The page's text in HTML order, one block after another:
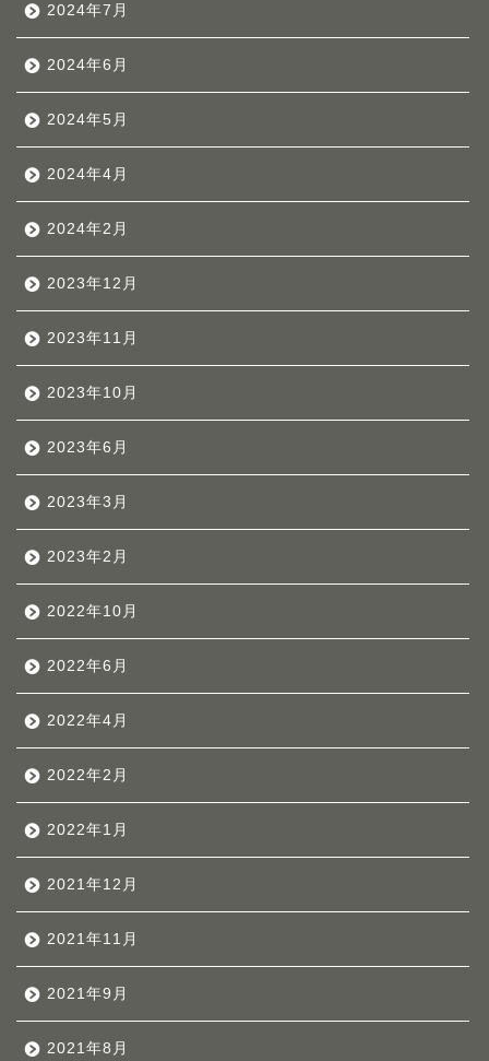
2024年7月
2024年6月
2024年5月
2024年4月
2024年2月
2023年12月
2023年11月
2023年10月
2023年6月
2023年3月
2023年2月
2022年10月
2022年6月
2022年4月
2022年2月
2022年1月
2021年12月
2021年11月
2021年9月
2021年8月